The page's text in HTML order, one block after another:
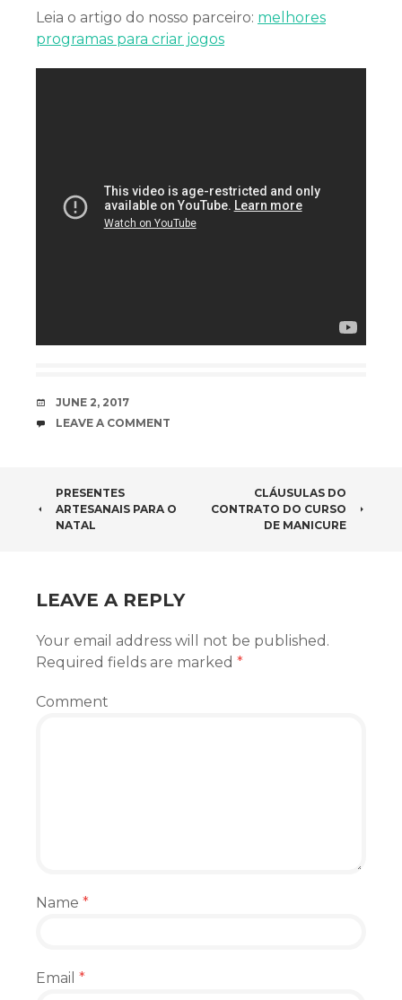
Leia o artigo do nosso parceiro: melhores
programas para criar jogos
DATE
JUNE 2, 2017
COMMENTS
LEAVE A COMMENT
POST NAVIGATION
PRESENTES
ARTESANAIS PARA O
NATAL
CLÁUSULAS DO
CONTRATO DO CURSO
DE MANICURE
LEAVE A REPLY
Your email address will not be published.
Required fields are marked *
Comment
Name *
Email *